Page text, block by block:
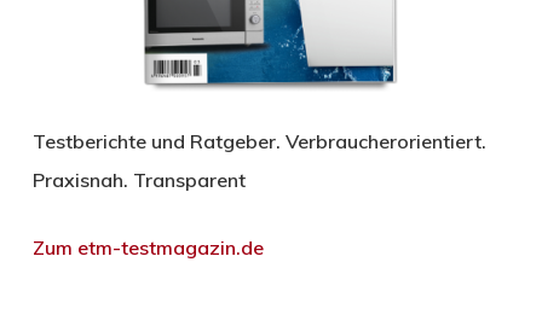
Testberichte und Ratgeber. Verbraucherorientiert.
Praxisnah. Transparent
Zum etm-testmagazin.de